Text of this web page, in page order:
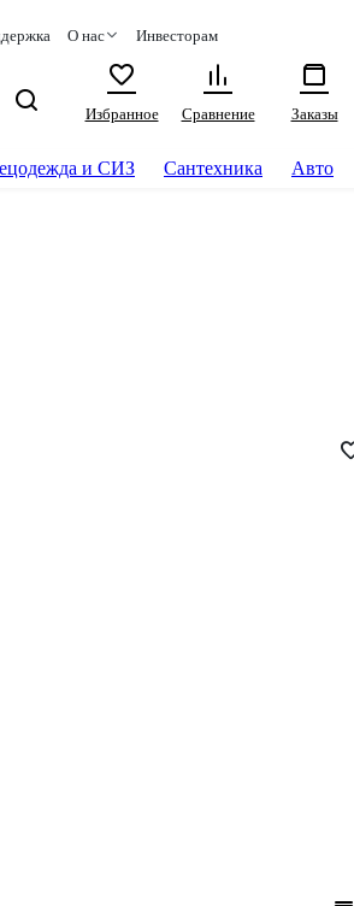
О нас Инвесторам
Избранное
Сравнение Заказы
и СИЗ Сантехника Авто